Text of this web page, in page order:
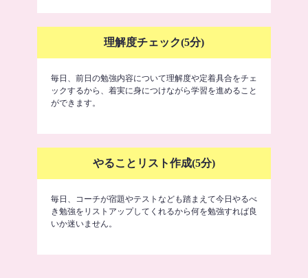
理解度チェック(5分)
毎日、前日の勉強内容について理解度や定着具合をチェ
ックするから、着実に身につけながら学習を進めること
ができます。
やることリスト作成(5分)
毎日、コーチが宿題やテストなども踏まえて今日やるべ
き勉強をリストアップしてくれるから何を勉強すれば良
いか迷いません。